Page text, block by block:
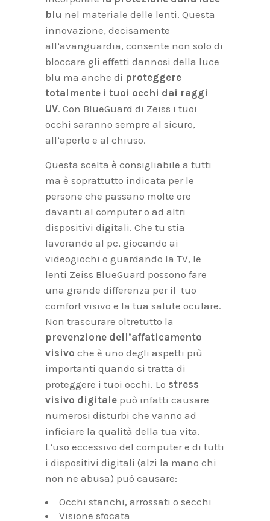
blu nel materiale delle lenti. Questa
innovazione, decisamente
all’avanguardia, consente non solo di
bloccare gli effetti dannosi della luce
blu ma anche di proteggere
totalmente i tuoi occhi dai raggi
UV. Con BlueGuard di Zeiss i tuoi
occhi saranno sempre al sicuro,
all’aperto e al chiuso.
Questa scelta è consigliabile a tutti
ma è soprattutto indicata per le
persone che passano molte ore
davanti al computer o ad altri
dispositivi digitali. Che tu stia
lavorando al pc, giocando ai
videogiochi o guardando la TV, le
lenti Zeiss BlueGuard possono fare
una grande differenza per il tuo
comfort visivo e la tua salute oculare.
Non trascurare oltretutto la
prevenzione dell’affaticamento
visivo che è uno degli aspetti più
importanti quando si tratta di
proteggere i tuoi occhi. Lo stress
visivo digitale può infatti causare
numerosi disturbi che vanno ad
inficiare la qualità della tua vita.
L’uso eccessivo del computer e di tutti
i dispositivi digitali (alzi la mano chi
non ne abusa) può causare:
Occhi stanchi, arrossati o secchi
Visione sfocata